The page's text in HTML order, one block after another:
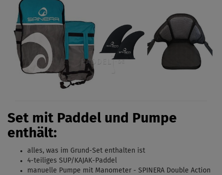
Set mit Paddel und Pumpe
enthält:
alles, was im Grund-Set enthalten ist
4-teiliges SUP/KAJAK-Paddel
manuelle Pumpe mit Manometer - SPINERA Double Action